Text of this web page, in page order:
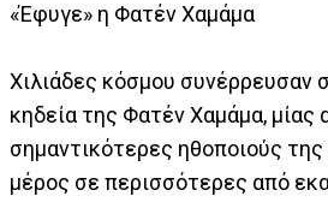
«Έφυγε» η Φατέν Χαμάμα
Χιλιάδες κόσμου συνέρρευσαν
κηδεία της Φατέν Χαμάμα, μίας
σημαντικότερες ηθοποιούς
μέρος σε περισσότερες από